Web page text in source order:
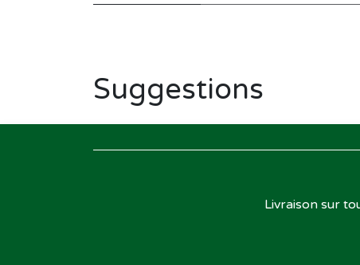
Suggestions
Livraison sur